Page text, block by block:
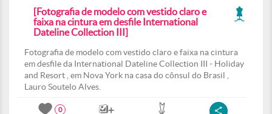
[Fotografia de modelo com vestido claro e
faixa na cintura em desfile International
Dateline Collection III]
Fotografia de modelo com vestido claro e faixa na cintura
em desfile da International Dateline Collection III - Holiday
and Resort , em Nova York na casa do cônsul do Brasil ,
Lauro Soutelo Alves.
0